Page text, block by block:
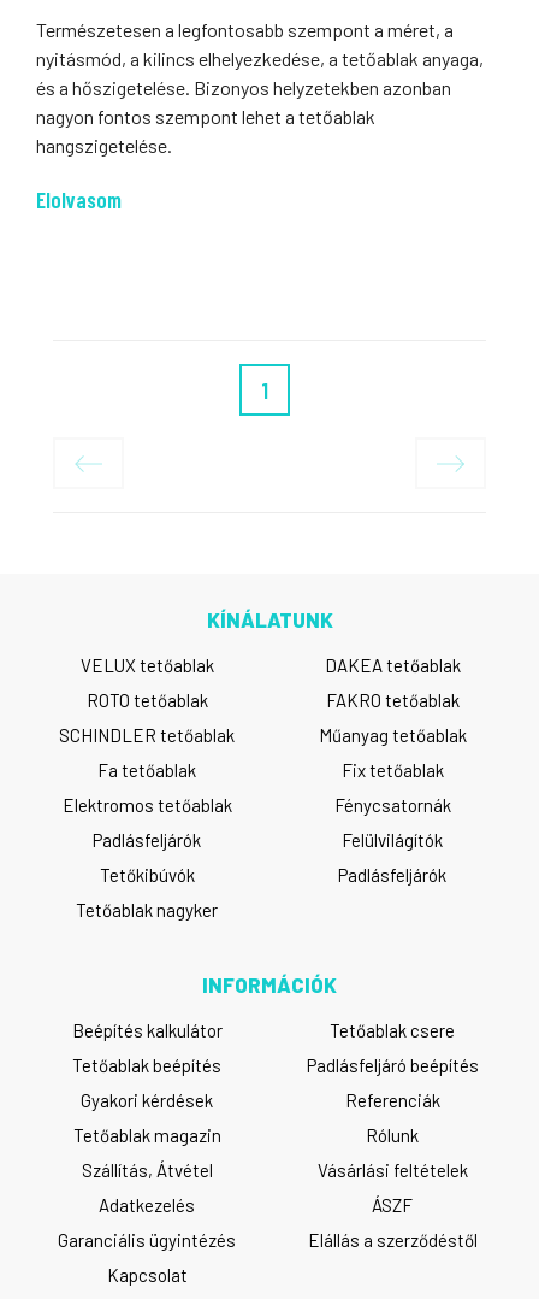
Természetesen a legfontosabb szempont a méret, a
nyitásmód, a kilincs elhelyezkedése, a tetőablak anyaga,
és a hőszigetelése. Bizonyos helyzetekben azonban
nagyon fontos szempont lehet a tetőablak
hangszigetelése.
Elolvasom
1
KÍNÁLATUNK
VELUX tetőablak
DAKEA tetőablak
ROTO tetőablak
FAKRO tetőablak
SCHINDLER tetőablak
Műanyag tetőablak
Fa tetőablak
Fix tetőablak
Elektromos tetőablak
Fénycsatornák
Padlásfeljárók
Felülvilágítók
Tetőkibúvók
Padlásfeljárók
Tetőablak nagyker
INFORMÁCIÓK
Beépítés kalkulátor
Tetőablak csere
Tetőablak beépítés
Padlásfeljáró beépítés
Gyakori kérdések
Referenciák
Tetőablak magazin
Rólunk
Szállítás, Átvétel
Vásárlási feltételek
Adatkezelés
ÁSZF
Garanciális ügyintézés
Elállás a szerződéstől
Kapcsolat